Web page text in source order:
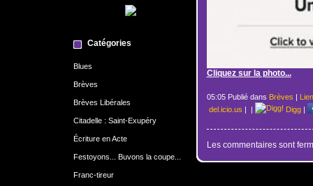
Catégories
Blues
Brèves
Brèves Libérales
Citadelle : Saint-Exupéry
Écriture en Acte
Festoyons... Buvons la coupe...
Franc-tireur
Cliquez sur la photo...
05:05 Publié dans Brèves |
del.icio.us | | Digg|
Les commentaires sont